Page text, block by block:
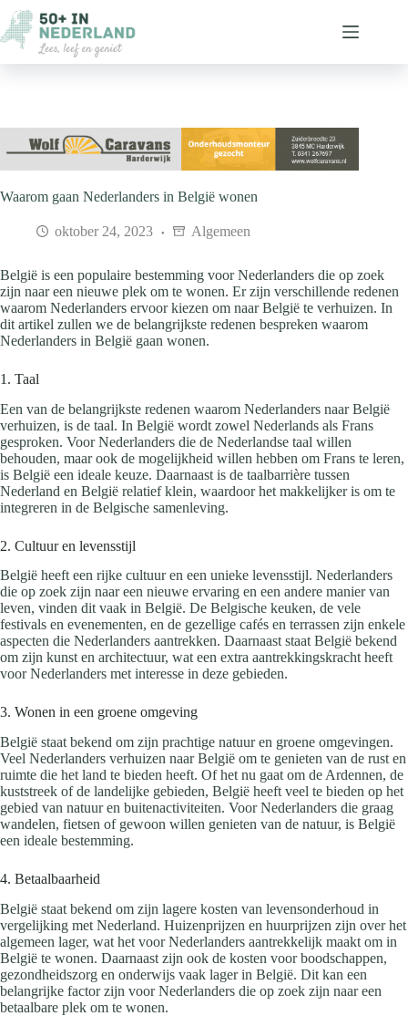
naar
de
inhoud
Waarom gaan Nederlanders in België wonen
oktober 24, 2023 Algemeen
België is een populaire bestemming voor Nederlanders die op zoek
zijn naar een nieuwe plek om te wonen. Er zijn verschillende redenen
waarom Nederlanders ervoor kiezen om naar België te verhuizen. In
dit artikel zullen we de belangrijkste redenen bespreken waarom
Nederlanders in België gaan wonen.
1. Taal
Een van de belangrijkste redenen waarom Nederlanders naar België
verhuizen, is de taal. In België wordt zowel Nederlands als Frans
gesproken. Voor Nederlanders die de Nederlandse taal willen
behouden, maar ook de mogelijkheid willen hebben om Frans te leren,
is België een ideale keuze. Daarnaast is de taalbarrière tussen
Nederland en België relatief klein, waardoor het makkelijker is om te
integreren in de Belgische samenleving.
2. Cultuur en levensstijl
België heeft een rijke cultuur en een unieke levensstijl. Nederlanders
die op zoek zijn naar een nieuwe ervaring en een andere manier van
leven, vinden dit vaak in België. De Belgische keuken, de vele
festivals en evenementen, en de gezellige cafés en terrassen zijn enkele
aspecten die Nederlanders aantrekken. Daarnaast staat België bekend
om zijn kunst en architectuur, wat een extra aantrekkingskracht heeft
voor Nederlanders met interesse in deze gebieden.
3. Wonen in een groene omgeving
België staat bekend om zijn prachtige natuur en groene omgevingen.
Veel Nederlanders verhuizen naar België om te genieten van de rust en
ruimte die het land te bieden heeft. Of het nu gaat om de Ardennen, de
kuststreek of de landelijke gebieden, België heeft veel te bieden op het
gebied van natuur en buitenactiviteiten. Voor Nederlanders die graag
wandelen, fietsen of gewoon willen genieten van de natuur, is België
een ideale bestemming.
4. Betaalbaarheid
België staat bekend om zijn lagere kosten van levensonderhoud in
vergelijking met Nederland. Huizenprijzen en huurprijzen zijn over het
algemeen lager, wat het voor Nederlanders aantrekkelijk maakt om in
België te wonen. Daarnaast zijn ook de kosten voor boodschappen,
gezondheidszorg en onderwijs vaak lager in België. Dit kan een
belangrijke factor zijn voor Nederlanders die op zoek zijn naar een
betaalbare plek om te wonen.